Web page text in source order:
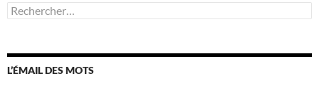
Rechercher :
L’ÉMAIL DES MOTS